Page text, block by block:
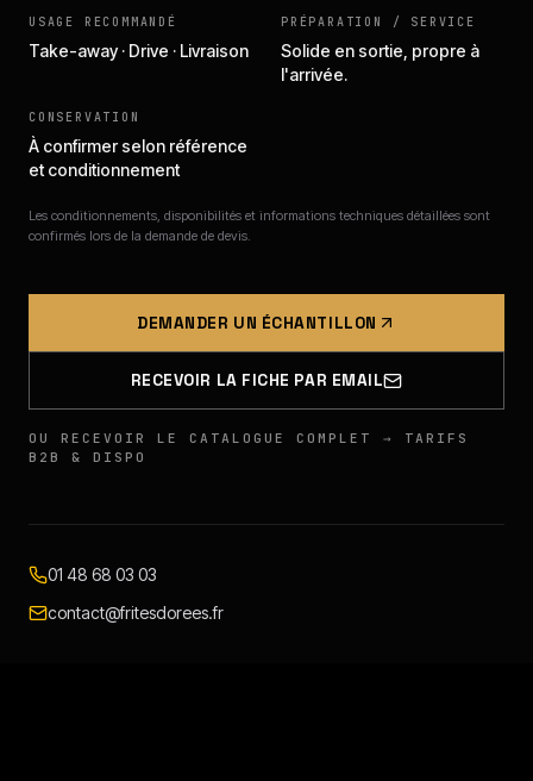
USAGE RECOMMANDÉ
Take-away · Drive · Livraison
PRÉPARATION / SERVICE
Solide en sortie, propre à
l'arrivée.
CONSERVATION
À confirmer selon référence
et conditionnement
Les conditionnements, disponibilités et informations techniques détaillées sont
confirmés lors de la demande de devis.
DEMANDER UN ÉCHANTILLON
RECEVOIR LA FICHE PAR EMAIL
OU RECEVOIR LE CATALOGUE COMPLET → TARIFS
B2B & DISPO
01 48 68 03 03
contact@fritesdorees.fr